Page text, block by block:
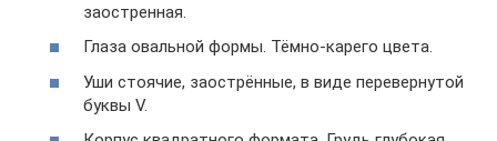
заостренная.
Глаза овальной формы. Тёмно-карего цвета.
Уши стоячие, заострённые, в виде перевернутой
буквы V.